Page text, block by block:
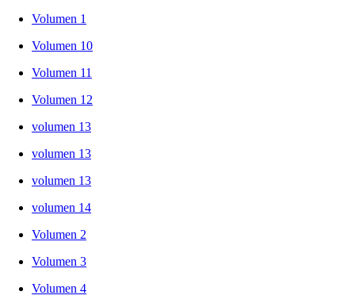
Volumen 1
Volumen 10
Volumen 11
Volumen 12
volumen 13
volumen 13
volumen 13
volumen 14
Volumen 2
Volumen 3
Volumen 4